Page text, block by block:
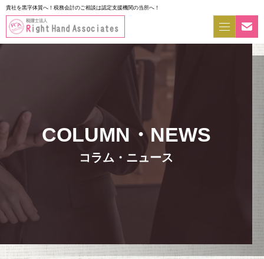
貴社を黒字体質へ！税務会計のご相談は認定支援機関の当所へ！
コラム・ニュース